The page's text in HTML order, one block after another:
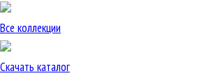
Все коллекции
Скачать каталог